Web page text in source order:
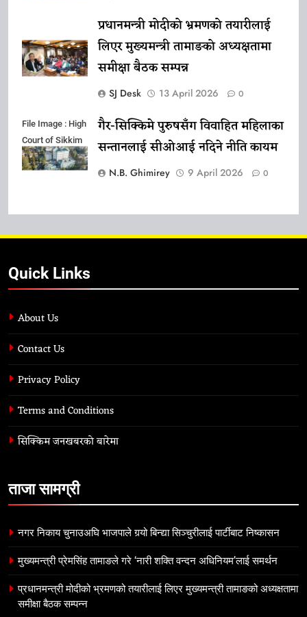
प्रधानमन्त्री मोदीको भ्रमणको तयारीलाई
लिएर मुख्यमन्त्री तामाङको अध्यक्षतामा
समीक्षा बैठक सम्पन्न
SJ Desk 13 April 2026 0
File Image : High
Court of Sikkim
गैर-सिक्किमे पुरुषसँग विवाहित महिलाका
सन्तानलाई सीओआई नदिने नीति कायम
N.B. Ghimirey 9 April 2026 0
Quick Links
About Us
Contact Us
Privacy Policy
Terms and Conditions
सिक्किम जनखबरको बारेमा
ताजा सामग्री
नगर निकाय चुनाउअघि भाजपाले गर्‍यो बिन्द्या सिञ्चुरीलाई पार्टीबाट निष्कासन
मुख्यमन्त्री प्रेमसिंह तामाङले गरे ‘नारी शक्ति वन्दन अधिनियम’लाई समर्थन
प्रधानमन्त्री मोदीको भ्रमणको तयारीलाई लिएर मुख्यमन्त्री तामाङको अध्यक्षतामा
समीक्षा बैठक सम्पन्न